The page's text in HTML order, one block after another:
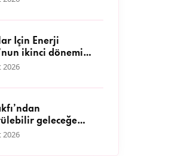
İçin Enerji
ikinci dönemi
2026
geleceğe
Hasat Hibe
2026